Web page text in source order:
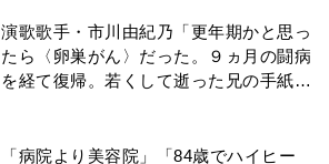
演歌歌手・市川由紀乃「更年期かと思っ
たら〈卵巣がん〉だった。９ヵ月の闘病
を経て復帰。若くして逝った兄の手紙を
「病院より美容院」「84歳でハイヒー